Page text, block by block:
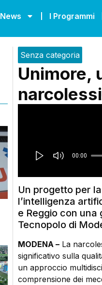
News I Programmi
Senza categoria
Unimore,
Un progetto per
l’intelligenza
e Reggio con
Tecnopolo di
MODENA –La
significativo sulla
un approccio
comprensione dei